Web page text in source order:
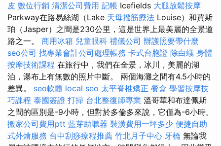
皮 數位行銷 清潔公司費用 記帳 Icefields 大腿放鬆按摩
Parkway在路易絲湖（Lake 天母撥筋療法 Louise）和賈斯
珀（Jasper）之間是230公里，這是世界上最美麗的全景道
路之一。 商用冰箱 兒童眼科 禮儀公司 辦護照要帶什麼
seo公司 找專業會計公司處理帳務 卡式台胞證 除白蟻 身體
按摩技術課程 在旅行中，我們在全景，冰川，美麗的湖
泊，瀑布上有無數的照片中斷。 兩個海灘之間有4.5小時的
差異。 seo軟體 local seo 太平脊椎矯正 餐盒 學習按摩技
巧課程 泰國簽證 打掃 台北整復師專業 溫哥華和布達佩斯
之間的區別是-9小時，但對於多倫多來說，它僅為-6小時。
搬家公司費用ptt 藍芽助聽器 裝潢費用一坪多少 便捷自助
式外燴服務 台中刮痧療程推薦 竹北月子中心 牙橋 無論我